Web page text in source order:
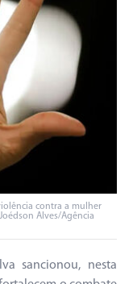
contra a mulher
Alves/Agência
sancionou, nesta